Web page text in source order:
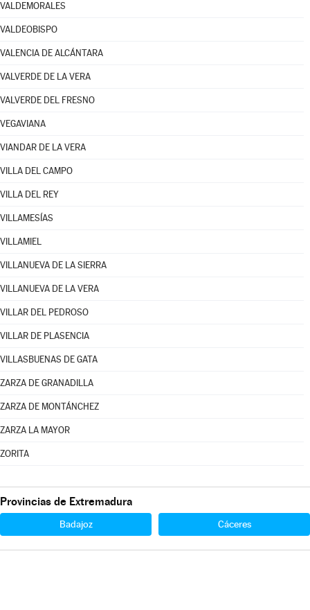
VALDEMORALES
VALDEOBISPO
VALENCIA DE ALCÁNTARA
VALVERDE DE LA VERA
VALVERDE DEL FRESNO
VEGAVIANA
VIANDAR DE LA VERA
VILLA DEL CAMPO
VILLA DEL REY
VILLAMESÍAS
VILLAMIEL
VILLANUEVA DE LA SIERRA
VILLANUEVA DE LA VERA
VILLAR DEL PEDROSO
VILLAR DE PLASENCIA
VILLASBUENAS DE GATA
ZARZA DE GRANADILLA
ZARZA DE MONTÁNCHEZ
ZARZA LA MAYOR
ZORITA
Provincias de Extremadura
Badajoz Cáceres